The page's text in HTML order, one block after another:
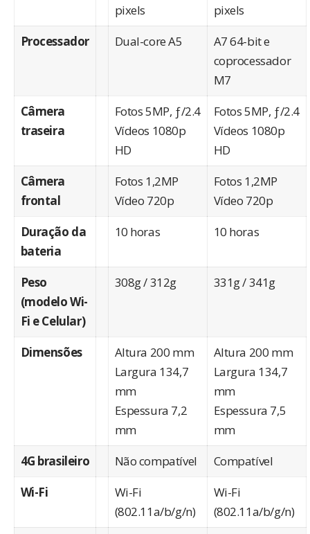
pixels
pixels
Processador
Dual-core A5
A7 64-bit e
coprocessador
M7
Câmera
traseira
Fotos 5MP, ƒ/2.4
Vídeos 1080p
HD
Fotos 5MP, ƒ/2.4
Vídeos 1080p
HD
Câmera
frontal
Fotos 1,2MP
Vídeo 720p
Fotos 1,2MP
Vídeo 720p
Duração da
bateria
10 horas 10 horas
Peso
(modelo Wi-
Fi e Celular)
308g / 312g 331g / 341g
Dimensões
Altura 200 mm
Largura 134,7
mm
Espessura 7,2
mm
Altura 200 mm
Largura 134,7
mm
Espessura 7,5
mm
4G brasileiro
Não compatível
Compatível
Wi-Fi
Wi-Fi
(802.11a/b/g/n)
Wi-Fi
(802.11a/b/g/n)